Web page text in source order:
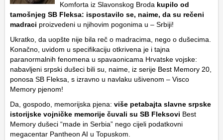
Komforta iz Slavonskog Broda kupilo od
tamošnjeg SB Fleksa: ispostavilo se, naime, da su rečeni
madraci proizvedeni u njihovim pogonima u – Srbiji!
Ukratko, da uopšte nije bila reč o madracima, nego o dušecima.
Konačno, uvidom u specifikaciju otkrivena je i tajna
paranormalnih fenomena u spavaonicama Hrvatske vojske:
nabavljeni srpski dušeci bili su, naime, iz serije Best Memory 20,
ponosa SB Fleksa, s izravno u navlaku ušivenom – Visco
Memory pjenom!
Da, gospodo, memorijska pjena: više petabajta slavne srpske
istorijske vojničke memorije čuvali su SB Fleksovi Best
Memory dušeci “made in Serbia” nego cijeli podatkovni
megacentar Pantheon AI u Topuskom.